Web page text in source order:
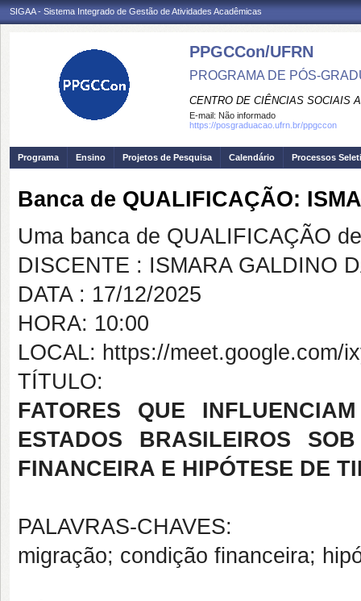
SIGAA - Sistema Integrado de Gestão de Atividades Acadêmicas
PPGCCon/UFRN
PROGRAMA DE PÓS-
CENTRO DE CIÊNCIAS SOCIAIS
E-mail: Não informado
https://posgraduacao.ufrn.br/ppgccon
Programa Ensino Projetos de Pesquisa Calendário Processos
Banca de QUALIFICAÇÃO:
Uma banca de QUALIFICAÇÃO
DISCENTE : ISMARA GALDINO
DATA : 17/12/2025
HORA: 10:00
LOCAL: https://meet.google.com/
TÍTULO:
FATORES QUE
ESTADOS BRASILEIROS
FINANCEIRA E HIPÓTESE DE
PALAVRAS-CHAVES:
migração; condição financeira;